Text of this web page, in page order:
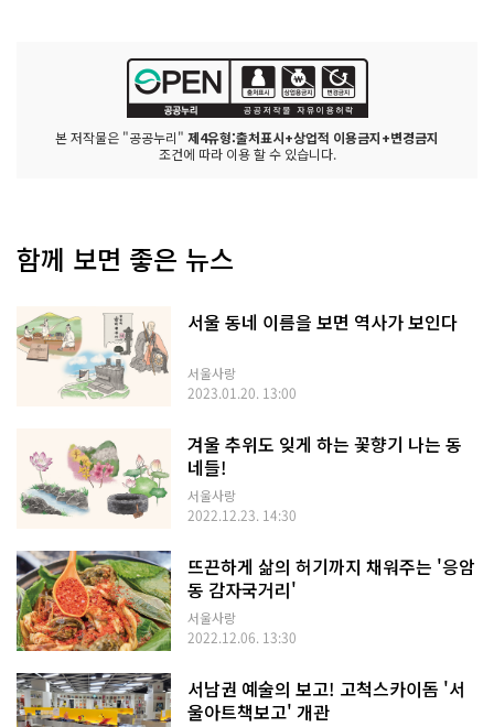
본 저작물은 "공공누리" 제4유형:출처표시+상업적 이용금지+변경금지
조건에 따라 이용 할 수 있습니다.
함께 보면 좋은 뉴스
서울 동네 이름을 보면 역사가 보인다
서울사랑
2023.01.20. 13:00
겨울 추위도 잊게 하는 꽃향기 나는 동
네들!
서울사랑
2022.12.23. 14:30
뜨끈하게 삶의 허기까지 채워주는 '응암
동 감자국거리'
서울사랑
2022.12.06. 13:30
서남권 예술의 보고! 고척스카이돔 '서
울아트책보고' 개관